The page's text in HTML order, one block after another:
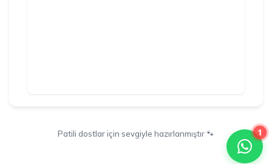
1
Patili dostlar için sevgiyle hazırlanmıştır 🐾